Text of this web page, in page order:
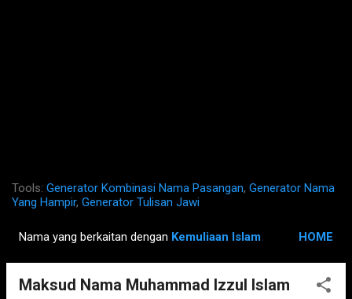
Tools: Generator Kombinasi Nama Pasangan, Generator Nama
Yang Hampir, Generator Tulisan Jawi
o
Nama yang berkaitan dengan Kemuliaan Islam HOME
Maksud Nama Muhammad Izzul Islam